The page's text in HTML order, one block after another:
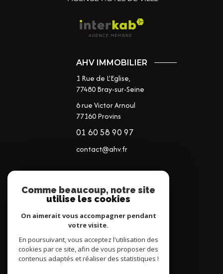
AHV IMMOBILIER
1 Rue de L'Eglise,
77480Bray-sur-Seine
6 rue Victor Arnoul
77160 Provins
01 60 58 90 97
contact@ahv.fr
NOS RÉSEAUX
NOUS SUIVRE
Comme beaucoup, notre site
utilise les cookies
On aimerait vous accompagner pendant
votre visite.
En poursuivant, vous acceptez l'utilisation des
cookies par ce site, afin de vous proposer des
contenus adaptés et réaliser des statistiques !